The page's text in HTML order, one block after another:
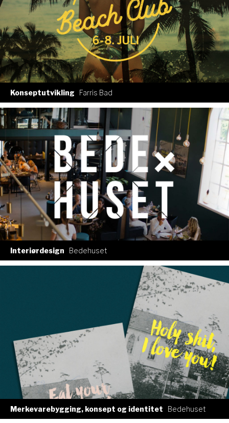
Konseptutvikling Farris Bad
Interiørdesign Bedehuset
Merkevarebygging, konsept og identitet Bedehuset